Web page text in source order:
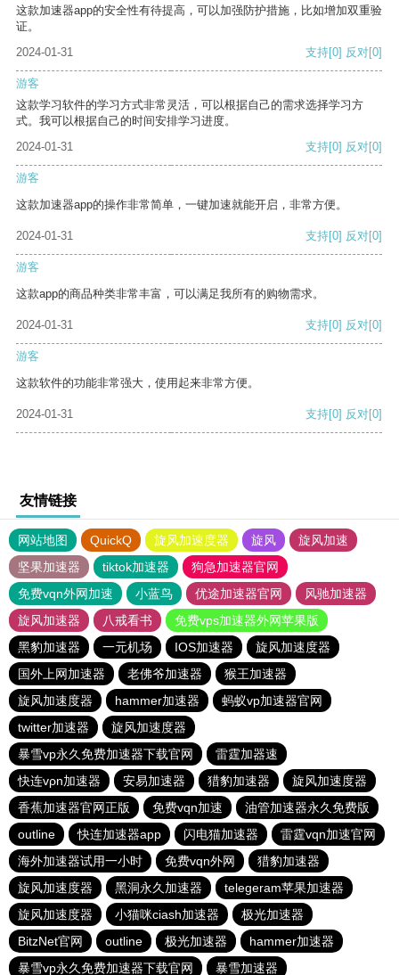
这款加速器app的安全性有待提高，可以加强防护措施，比如增加双重验
证。
2024-01-31
支持[0] 反对[0]
游客
这款学习软件的学习方式非常灵活，可以根据自己的需求选择学习方
式。我可以根据自己的时间安排学习进度。
2024-01-31
支持[0] 反对[0]
游客
这款加速器app的操作非常简单，一键加速就能开启，非常方便。
2024-01-31 支持[0] 反对[0]
游客
这款app的商品种类非常丰富，可以满足我所有的购物需求。
2024-01-31 支持[0] 反对[0]
游客
这款软件的功能非常强大，使用起来非常方便。
2024-01-31 支持[0] 反对[0]
友情链接
网站地图 QuickQ 旋风加速度器 旋风
旋风加速
坚果加速器
tiktok加速器
狗急加速器官网
免费vqn外网加速
小蓝鸟 优途加速器官网
风驰加速器
旋风加速器
八戒看书
免费vps加速器外网苹果版
黑豹加速器
一元机场 IOS加速器
旋风加速度器
国外上网加速器
老佛爷加速器
猴王加速器
旋风加速度器
hammer加速器
蚂蚁vp加速器官网
twitter加速器
旋风加速度器
暴雪vp永久免费加速器下载官网
雷霆加器速
快连vρn加速器
安易加速器 猎豹加速器
旋风加速度器
香蕉加速器官网正版
免费vqn加速
油管加速器永久免费版
outline
快连加速器app 闪电猫加速器
雷霆vqn加速官网
海外加速器试用一小时
免费vqn外网
猎豹加速器
旋风加速度器
黑洞永久加速器
telegeram苹果加速器
旋风加速度器
小猫咪ciash加速器
极光加速器
BitzNet官网
outline 极光加速器
hammer加速器
暴雪vp永久免费加速器下载官网
暴雪加速器